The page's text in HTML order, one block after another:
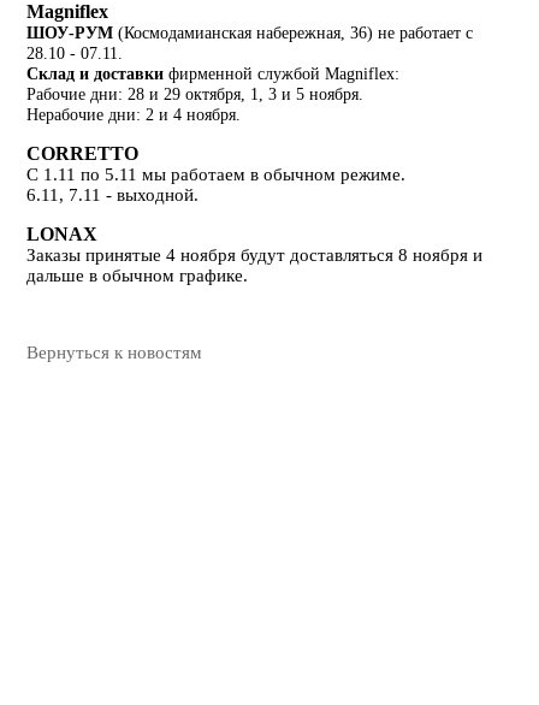
Magniflex
ШОУ-РУМ (Космодамианская набережная, 36) не работает с
28.10 - 07.11.
Склад и доставки фирменной службой Magniflex:
Рабочие дни: 28 и 29 октября, 1, 3 и 5 ноября.
Нерабочие дни: 2 и 4 ноября.
CORRETTO
С 1.11 по 5.11 мы работаем в обычном режиме.
6.11, 7.11 - выходной.
LONAX
Заказы принятые 4 ноября будут доставляться 8 ноября и
дальше в обычном графике.
Вернуться к новостям